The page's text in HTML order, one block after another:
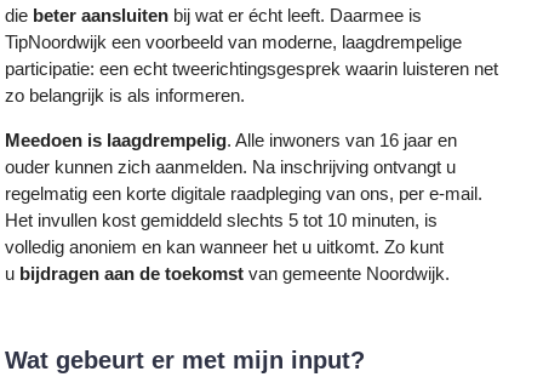
die beter aansluiten bij wat er écht leeft. Daarmee is
TipNoordwijk een voorbeeld van moderne, laagdrempelige
participatie: een echt tweerichtingsgesprek waarin luisteren net
zo belangrijk is als informeren.
Meedoen is laagdrempelig. Alle inwoners van 16 jaar en
ouder kunnen zich aanmelden. Na inschrijving ontvangt u
regelmatig een korte digitale raadpleging van ons, per e-mail.
Het invullen kost gemiddeld slechts 5 tot 10 minuten, is
volledig anoniem en kan wanneer het u uitkomt. Zo kunt
u bijdragen aan de toekomst van gemeente Noordwijk.
Wat gebeurt er met mijn input?